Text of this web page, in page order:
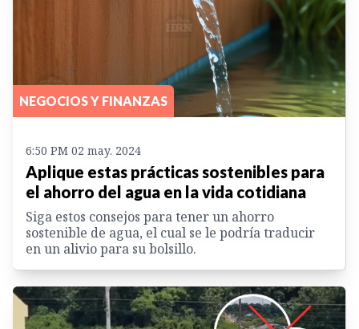
NEGOCIOS Y FINANZAS
6:50 PM 02 may. 2024
Aplique estas prácticas sostenibles para
el ahorro del agua en la vida cotidiana
Siga estos consejos para tener un ahorro
sostenible de agua, el cual se le podría traducir
en un alivio para su bolsillo.